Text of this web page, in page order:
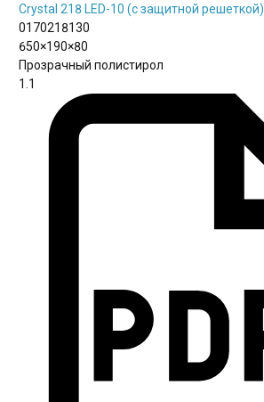
Crystal 218 LED-10 (с защитной решеткой)
0170218130
650×190×80
Прозрачный полистирол
1.1